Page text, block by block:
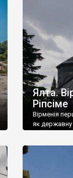
виробляє
легке біле і
Ялта.
Ріпсіме
Вірменія
як державну